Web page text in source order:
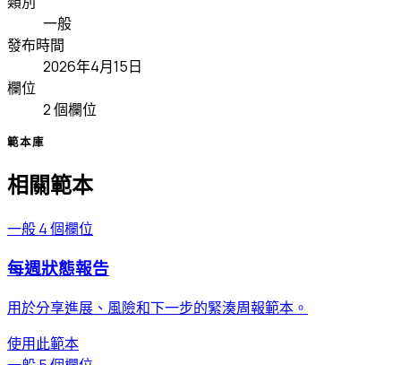
一般
發布時間
2026年4月15日
欄位
2 個欄位
範本庫
相關範本
一般4 個欄位
每週狀態報告
用於分享進展、風險和下一步的緊湊周報範本。
使用此範本